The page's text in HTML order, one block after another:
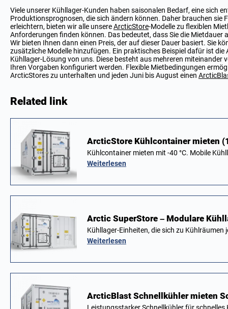
Viele unserer Kühllager-Kunden haben saisonalen Bedarf, eine sich
Produktionsprognosen, die sich ändern können. Daher brauchen sie
erleichtern, bieten wir alle unsereArcticStore-Modelle zu flexiblen
Anforderungen finden können. Das bedeutet, dass Sie die Mietdauer
Wir bieten Ihnen dann einen Preis, der auf dieser Dauer basiert. Sie
zusätzliche Modelle hinzufügen. Ein praktisches Beispiel dafür ist
Kühllager-Lösung von uns. Diese besteht aus mehreren miteinander
Ihren Vorgaben konfiguriert werden. Flexible Mietbedingungen
ArcticStores zu unterhalten und jeden Juni bis August einen
Related link
ArcticStore Kühlcontainer mieten
Kühlcontainer mieten mit -40 °C. Mobile
Weiterlesen
Arctic SuperStore – Modulare
Kühllager-Einheiten, die sich zu
Weiterlesen
ArcticBlast Schnellkühler mieten